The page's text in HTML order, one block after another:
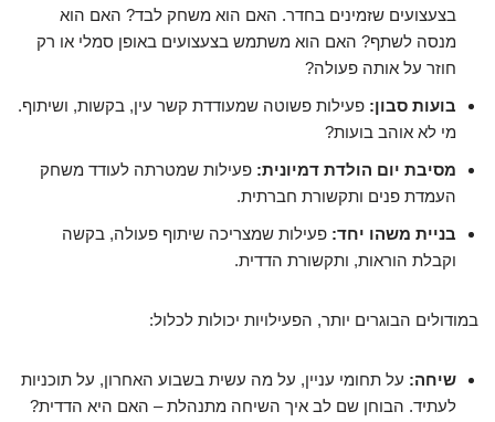
בצעצועים שזמינים בחדר. האם הוא משחק לבד? האם הוא
מנסה לשתף? האם הוא משתמש בצעצועים באופן סמלי או רק
חוזר על אותה פעולה?
בועות סבון: פעילות פשוטה שמעודדת קשר עין, בקשות, ושיתוף.
מי לא אוהב בועות?
מסיבת יום הולדת דמיונית: פעילות שמטרתה לעודד משחק
העמדת פנים ותקשורת חברתית.
בניית משהו יחד: פעילות שמצריכה שיתוף פעולה, בקשה
וקבלת הוראות, ותקשורת הדדית.
במודולים הבוגרים יותר, הפעילויות יכולות לכלול:
שיחה: על תחומי עניין, על מה עשית בשבוע האחרון, על תוכניות
לעתיד. הבוחן שם לב איך השיחה מתנהלת – האם היא הדדית?